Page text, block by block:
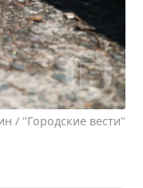
/ "Городские вести"